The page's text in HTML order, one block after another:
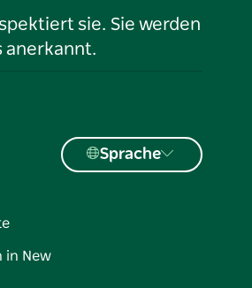
sie. Sie werden
anerkannt.
in New
Sprache